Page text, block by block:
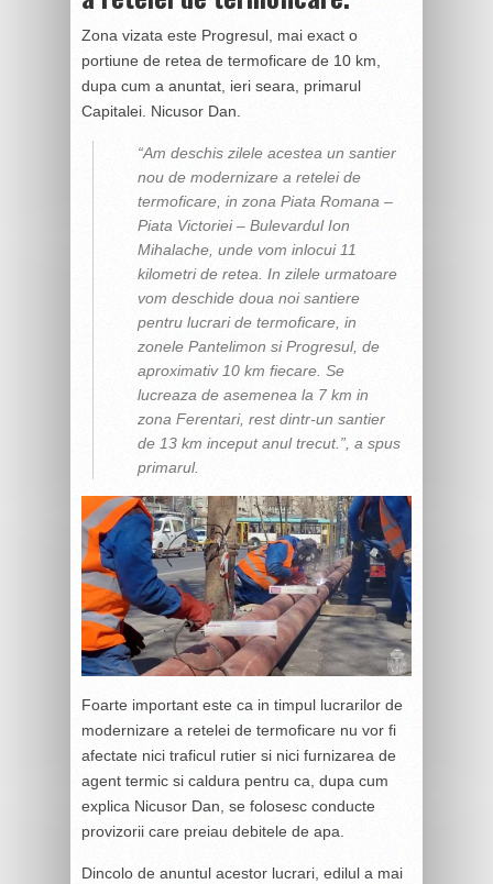
Zona vizata este Progresul, mai exact o
portiune de retea de termoficare de 10 km,
dupa cum a anuntat, ieri seara, primarul
Capitalei. Nicusor Dan.
“Am deschis zilele acestea un santier
nou de modernizare a retelei de
termoficare, in zona Piata Romana –
Piata Victoriei – Bulevardul Ion
Mihalache, unde vom inlocui 11
kilometri de retea. In zilele urmatoare
vom deschide doua noi santiere
pentru lucrari de termoficare, in
zonele Pantelimon si Progresul, de
aproximativ 10 km fiecare. Se
lucreaza de asemenea la 7 km in
zona Ferentari, rest dintr-un santier
de 13 km inceput anul trecut.”, a spus
primarul.
Foarte important este ca in timpul lucrarilor de
modernizare a retelei de termoficare nu vor fi
afectate nici traficul rutier si nici furnizarea de
agent termic si caldura pentru ca, dupa cum
explica Nicusor Dan, se folosesc conducte
provizorii care preiau debitele de apa.
Dincolo de anuntul acestor lucrari, edilul a mai